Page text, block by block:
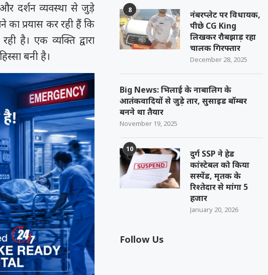
दर्शन व्यवस्था से जुड़े
का प्रयास कर रही हैं कि
है। एक व्यक्ति द्वारा
बनी है।
8
नंबरप्लेट पर विधायक,
पीछे CG King
लिखकर रौबझाड़ रहा
चालक गिरफ्तार
December 28, 2025
Big News: भिलाई के नाबालिग के
आतंकवादियों से जुड़े तार, सुसाइड बॉम्बर
बनने था तैयार
November 19, 2025
10
दुर्ग SSP ने हेड
कांस्टेबल को किया
सस्पेंड, मृतक के
रिश्तेदार से मांगा 5
हजार
January 20, 2026
Follow Us